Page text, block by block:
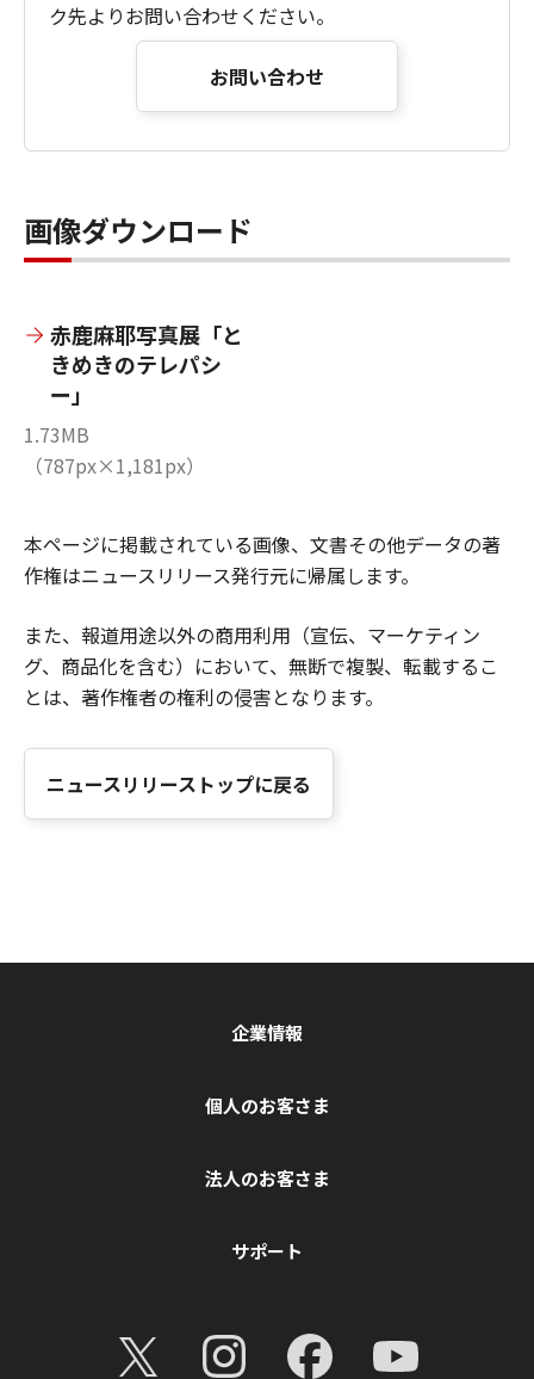
ク先よりお問い合わせください。
お問い合わせ
画像ダウンロード
赤鹿麻耶写真展「と
きめきのテレパシ
ー」
1.73MB
（787px×1,181px）
本ページに掲載されている画像、文書その他データの著
作権はニュースリリース発行元に帰属します。
また、報道用途以外の商用利用（宣伝、マーケティン
グ、商品化を含む）において、無断で複製、転載するこ
とは、著作権者の権利の侵害となります。
ニュースリリーストップに戻る
企業情報
個人のお客さま
法人のお客さま
サポート